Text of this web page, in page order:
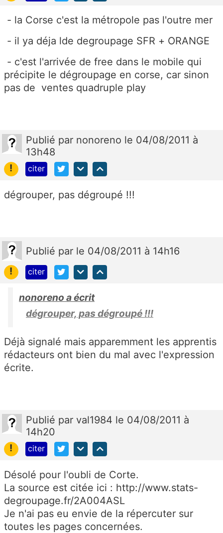
- la Corse c'est la métropole pas l'outre mer
- il ya déja lde degroupage SFR + ORANGE
- c'est l'arrivée de free dans le mobile qui
précipite le dégroupage en corse, car sinon
pas de ventes quadruple play
Publié par nonoreno le 04/08/2011 à
13h48
!
citer
dégrouper, pas dégroupé !!!
Publié par le 04/08/2011 à 14h16
!
citer
nonoreno a écrit
dégrouper, pas dégroupé !!!
Déjà signalé mais apparemment les apprentis
rédacteurs ont bien du mal avec l'expression
écrite.
Publié par val1984 le 04/08/2011 à
14h20
!
citer
Désolé pour l'oubli de Corte.
La source est citée ici : http://www.stats-
degroupage.fr/2A004ASL
Je n'ai pas eu envie de la répercuter sur
toutes les pages concernées.